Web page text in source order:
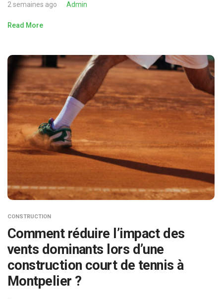
2 semaines ago Admin
Read More
CONSTRUCTION
Comment réduire l’impact des
vents dominants lors d’une
construction court de tennis à
Montpelier ?